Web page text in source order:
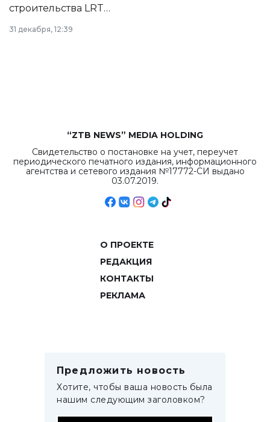
строительства LRT
в Астане из
республиканского
31 декабря, 12:39
“ZTB NEWS” MEDIA HOLDING
Свидетельство о постановке на учет, переучет
периодического печатного издания, информационного
агентства и сетевого издания №17772-СИ выдано
03.07.2019.
О ПРОЕКТЕ
РЕДАКЦИЯ
КОНТАКТЫ
РЕКЛАМА
Предложить новость
Хотите, чтобы ваша новость была
нашим следующим заголовком?